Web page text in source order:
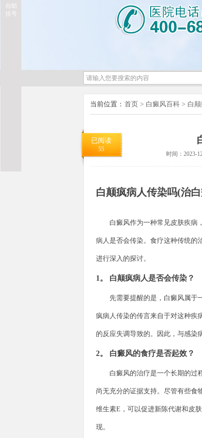
当前位置： 首页 > 白癜风百科 > 白
已阅读
55
时间：2023-
白颠疯病人传染吗(治
白癜风作为一种常见皮肤疾病，
病人是否会传染。食疗这种传统的
进行深入的探讨。
1。 白颠疯病人是否会传染？
先需要提醒的是，白癜风属于一
疯病人传染的传言来自于对这种疾
的反应失调导致的。因此，与感染
2。 白癜风的食疗是否起效？
白癜风的治疗是一个长期的过程
尚无充分的证据支持。尽管有些食
维生素E，可以促进新陈代谢和皮
现。
自助
挂号